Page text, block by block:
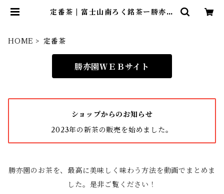
定番茶 | 富士山南ろく銘茶ー勝亦園
HOME 定番茶
勝亦園ＷＥＢサイト
ショップからのお知らせ
2023年の新茶の販売を始めました。
勝亦園のお茶を、最高に美味しく味わう方法を動画でまとめま
した。是非ご覧ください！